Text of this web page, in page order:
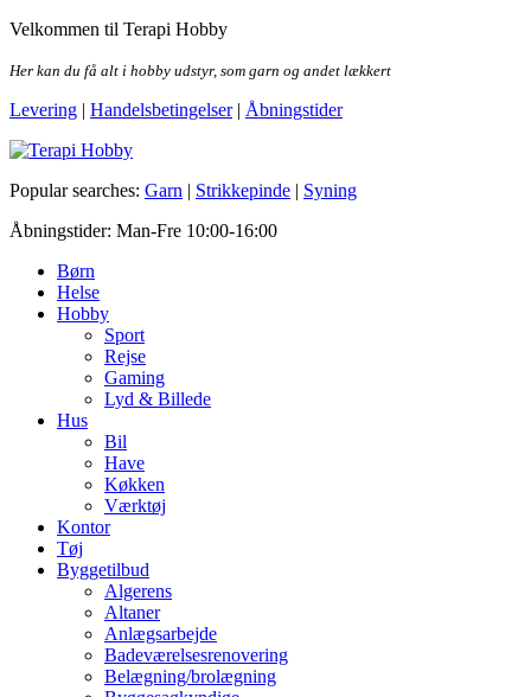
Skip
the
Velkommen til Terapi Hobby
Her kan du få alt i hobby udstyr, som garn og andet lækkert
Levering | Handelsbetingelser| Åbningstider
Terapi Hobby
Popular searches: Garn | Strikkepinde | Syning
Åbningstider: Man-Fre 10:00-16:00
Børn
Helse
Hobby
Sport
Rejse
Gaming
Lyd & Billede
Hus
Bil
Have
Køkken
Værktøj
Kontor
Tøj
Byggetilbud
Algerens
Altaner
Anlægsarbejde
Badeværelsesrenovering
Belægning/brolægning